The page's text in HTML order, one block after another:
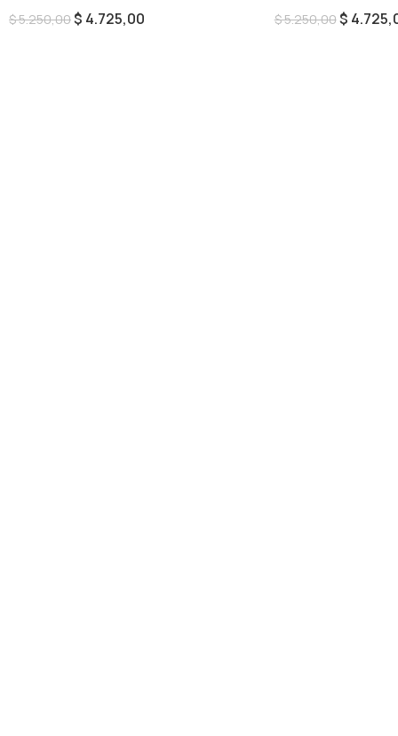
$5.250,00$ 4.725,00 $5.250,00$